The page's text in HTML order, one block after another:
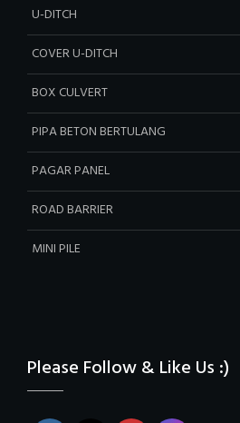
U-DITCH
COVER U-DITCH
BOX CULVERT
PIPA BETON BERTULANG
PAGAR PANEL
ROAD BARRIER
MINI PILE
Please Follow & Like Us :)